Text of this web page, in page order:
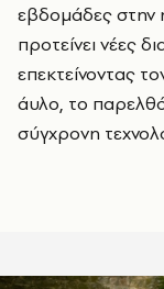
εβδομάδες στην
προτείνει νέες
επεκτείνοντας
άυλο, το
σύγχρονη